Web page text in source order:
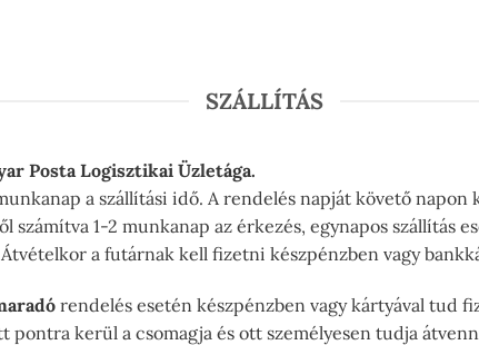
SZÁLLÍTÁS
Posta Logisztikai Üzletága.
a szállítási idő. A rendelés napját követő napon
számítva 1-2 munkanap az érkezés, egynapos szállítás
a futárnak kell fizetni készpénzben vagy
rendelés esetén készpénzben vagy kártyával tud
pontra kerül a csomagja és ott személyesen tudja